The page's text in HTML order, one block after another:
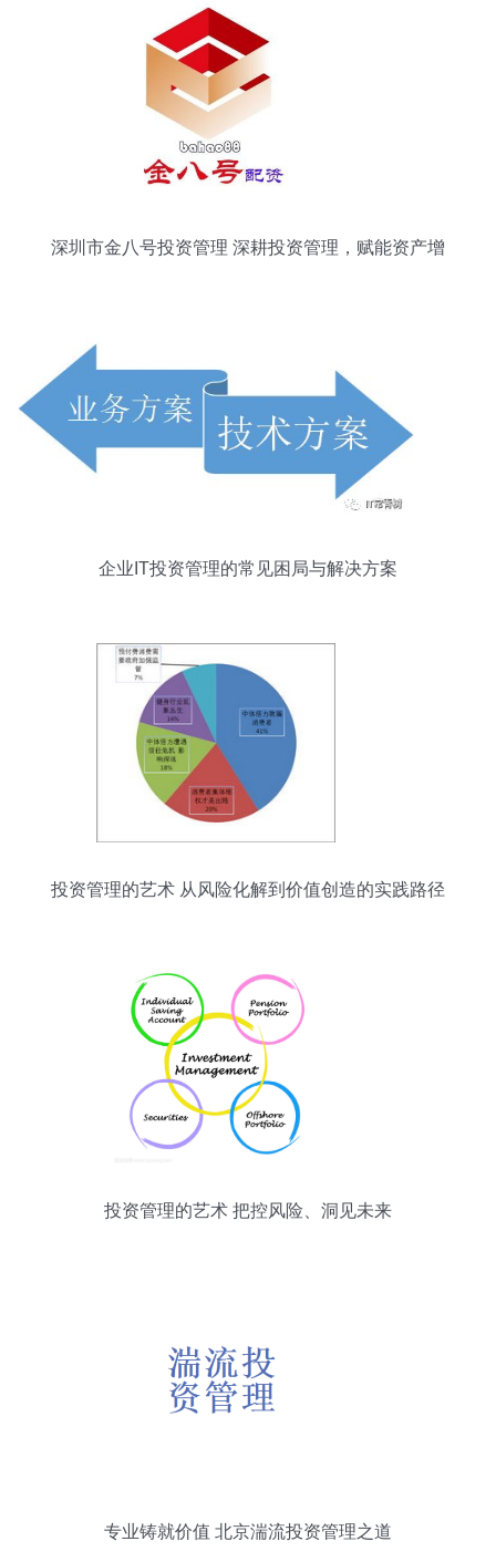
深圳市金八号投资管理 深耕投资管理，赋能资产增
企业IT投资管理的常见困局与解决方案
投资管理的艺术 从风险化解到价值创造的实践路径
投资管理的艺术 把控风险、洞见未来
专业铸就价值 北京湍流投资管理之道